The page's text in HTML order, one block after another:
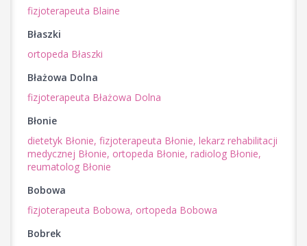
fizjoterapeuta Blaine
Błaszki
ortopeda Błaszki
Błażowa Dolna
fizjoterapeuta Błażowa Dolna
Błonie
dietetyk Błonie, fizjoterapeuta Błonie, lekarz rehabilitacji
medycznej Błonie, ortopeda Błonie, radiolog Błonie,
reumatolog Błonie
Bobowa
fizjoterapeuta Bobowa, ortopeda Bobowa
Bobrek